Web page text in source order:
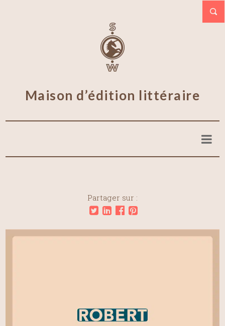
Maison d’édition littéraire
Partager sur :